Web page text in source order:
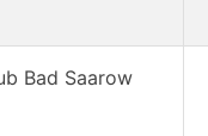
Bad Saarow